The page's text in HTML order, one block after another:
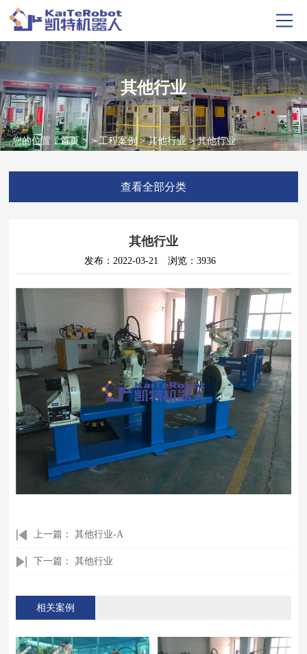
其他行业
您的位置：首页> >工程案例 >其他行业> 其他行业
查看全部分类
其他行业
发布：2022-03-21 浏览：3936
上一篇：其他行业-A
下一篇：其他行业
相关案例